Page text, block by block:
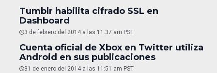
Tumblr habilita cifrado SSL en
Dashboard
3 de febrero del 2014 a las 11:37 am PST
Cuenta oficial de Xbox en Twitter utiliza
Android en sus publicaciones
31 de enero del 2014 a las 11:51 am PST